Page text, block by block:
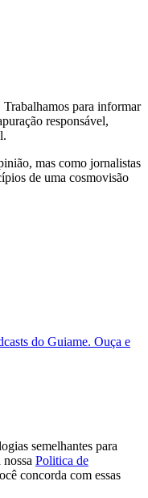
para informar
responsável,
mas como jornalistas
de uma cosmovisão
do Guiame. Ouça e
semelhantes para
Politica de
concorda com essas